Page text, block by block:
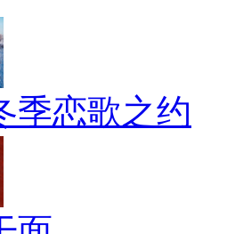
季恋歌之约